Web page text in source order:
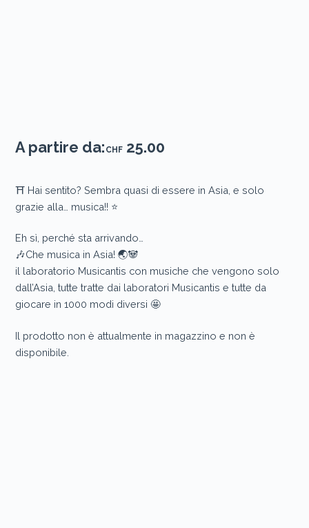
A partire da: CHF25.00
⛩️ Hai sentito? Sembra quasi di essere in Asia, e solo
grazie alla… musica!! ⭐️
Eh sì, perché sta arrivando…
🎶Che musica in Asia! 🌏🐼
il laboratorio Musicantis con musiche che vengono solo
dall’Asia, tutte tratte dai laboratori Musicantis e tutte da
giocare in 1000 modi diversi 🤩
Il prodotto non è attualmente in magazzino e non è
disponibile.